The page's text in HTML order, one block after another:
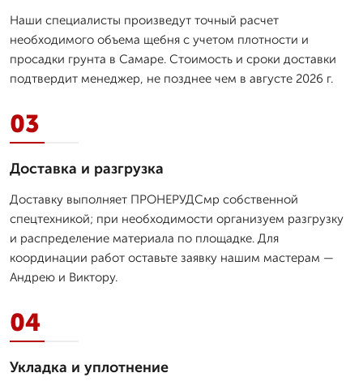
Наши специалисты произведут точный расчет
необходимого объема щебня с учетом плотности и
просадки грунта в Самаре. Стоимость и сроки доставки
подтвердит менеджер, не позднее чем в августе 2026 г.
03
Доставка и разгрузка
Доставку выполняет ПРОНЕРУДСмр собственной
спецтехникой; при необходимости организуем разгрузку
и распределение материала по площадке. Для
координации работ оставьте заявку нашим мастерам —
Андрею и Виктору.
04
Укладка и уплотнение